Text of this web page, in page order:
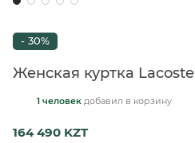
- 30%
Женская куртка Lacoste
1 человек добавил в корзину
164 490 KZT